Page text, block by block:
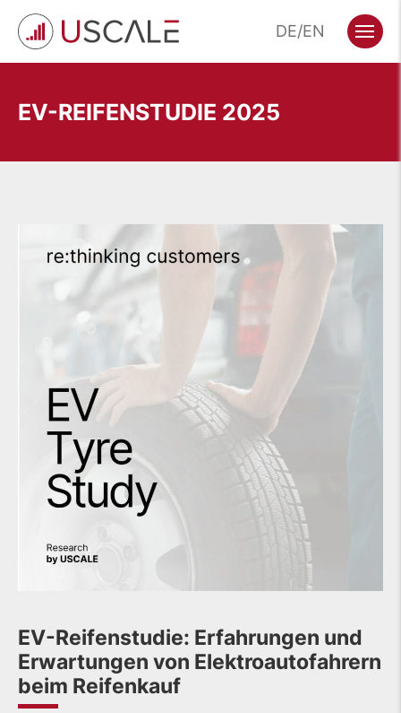
Hauptinhalt
wechseln
DE EN Menü
EV-REIFENSTUDIE 2025
EV-Reifenstudie: Erfahrungen und
Erwartungen von Elektroautofahrern
beim Reifenkauf